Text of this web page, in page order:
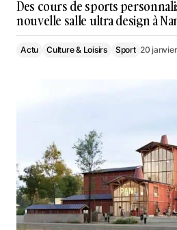
Des cours de sports
nouvelle salle ultra design à
Actu Culture & Loisirs Sport 20